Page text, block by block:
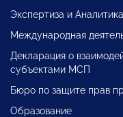
Экспертиза и Аналитика
Международная
Декларация о
субъектами МСП
Бюро по защите прав
Образование